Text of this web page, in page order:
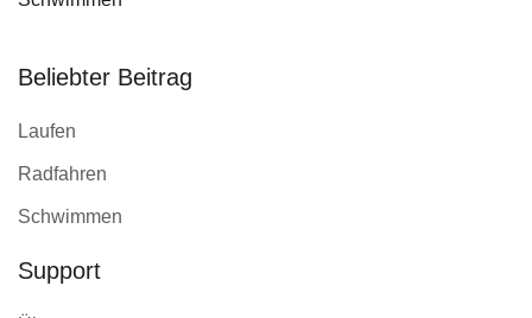
Beliebter Beitrag
Laufen
Radfahren
Schwimmen
Support